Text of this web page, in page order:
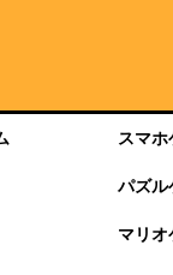
スマホ
パズル
マリオ